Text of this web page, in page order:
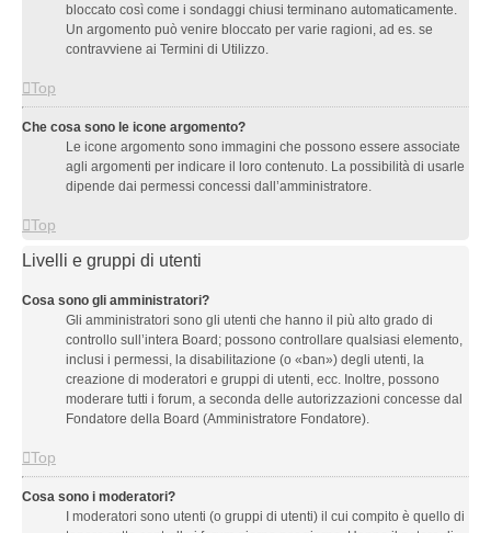
bloccato così come i sondaggi chiusi terminano automaticamente.
Un argomento può venire bloccato per varie ragioni, ad es. se
contravviene ai Termini di Utilizzo.
Top
Che cosa sono le icone argomento?
Le icone argomento sono immagini che possono essere associate
agli argomenti per indicare il loro contenuto. La possibilità di usarle
dipende dai permessi concessi dall’amministratore.
Top
Livelli e gruppi di utenti
Cosa sono gli amministratori?
Gli amministratori sono gli utenti che hanno il più alto grado di
controllo sull’intera Board; possono controllare qualsiasi elemento,
inclusi i permessi, la disabilitazione (o «ban») degli utenti, la
creazione di moderatori e gruppi di utenti, ecc. Inoltre, possono
moderare tutti i forum, a seconda delle autorizzazioni concesse dal
Fondatore della Board (Amministratore Fondatore).
Top
Cosa sono i moderatori?
I moderatori sono utenti (o gruppi di utenti) il cui compito è quello di